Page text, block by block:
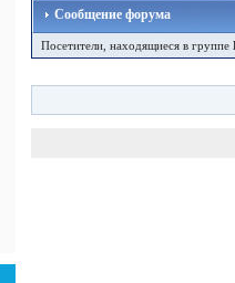
Сообщение форума
Посетители, находящиеся в группе